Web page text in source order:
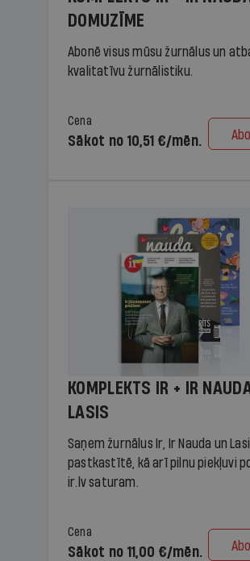
DOMUZĪME
Abonē visus mūsu žurnālus un
kvalitatīvu žurnālistiku.
Cena
Sākot no 10,51 €/mēn.
KOMPLEKTS IR + IR
LASIS
Saņem žurnālus Ir, Ir Nauda un
pastkastītē, kā arī pilnu piekļuvi
ir.lv saturam.
Cena
Sākot no 11,00 €/mēn.